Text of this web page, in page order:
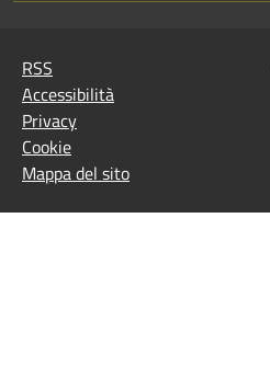
RSS
Accessibilità
Privacy
Cookie
Mappa del sito